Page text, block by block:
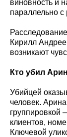
виновность и
параллельно с
Кирилл
возникают
Кто убил
Убийцей
человек.
группировкой
клиентов,
Ключевой